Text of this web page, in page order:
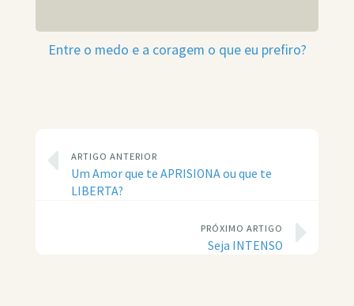
Entre o medo e a coragem o que eu prefiro?
ARTIGO ANTERIOR
Um Amor que te APRISIONA ou que te
LIBERTA?
PRÓXIMO ARTIGO
Seja INTENSO